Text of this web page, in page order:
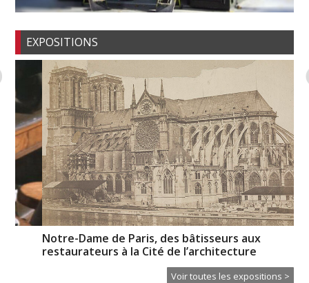
EXPOSITIONS
Notre-Dame de Paris, des bâtisseurs aux
restaurateurs à la Cité de l’architecture
Voir toutes les expositions >